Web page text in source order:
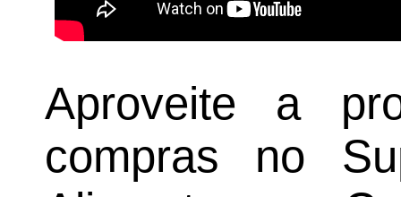
Aproveite a
compras no